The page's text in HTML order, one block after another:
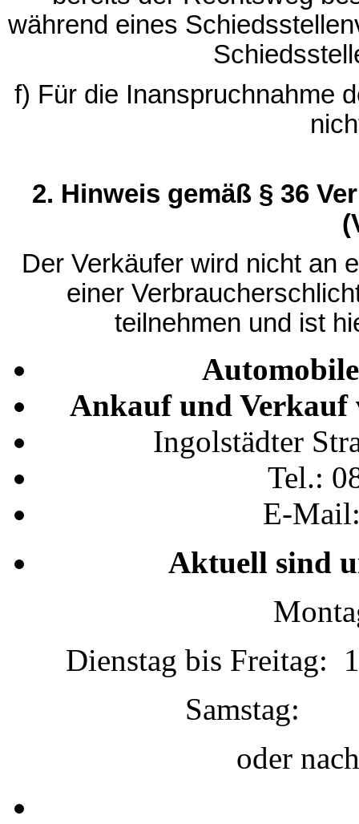
während eines
f) Für die Inanspruchnahme
2. Hinweis gemäß § 36
Der Verkäufer wird nicht an
einer
teilnehmen und ist
Ankauf und Verkauf
Ingolstädter
Tel.:
E-
Aktuell sind
Dienstag bis Freitag:
oder